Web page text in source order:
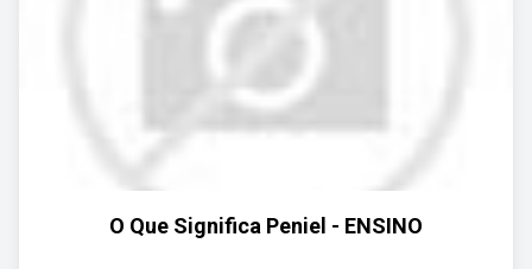
O Que Significa Peniel - ENSINO